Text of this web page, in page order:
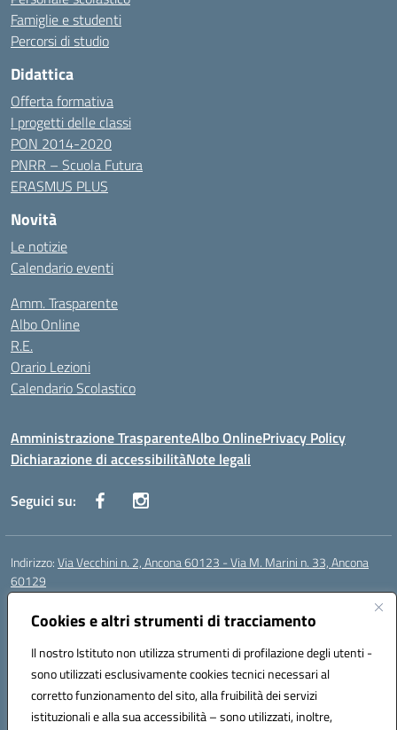
Cookies e altri strumenti di tracciamento
Il nostro Istituto non utilizza strumenti di profilazione degli utenti -
sono utilizzati esclusivamente cookies tecnici necessari al
corretto funzionamento del sito, alla fruibilità dei servizi
istituzionali e alla sua accessibilità – sono utilizzati, inoltre,
Famiglie e studenti
Percorsi di studio
Didattica
Offerta formativa
I progetti delle classi
PON 2014-2020
PNRR – Scuola Futura
ERASMUS PLUS
Novità
Le notizie
Calendario eventi
Amm. Trasparente
Albo Online
R.E.
Orario Lezioni
Calendario Scolastico
Amministrazione TrasparenteAlbo OnlinePrivacy Policy
Dichiarazione di accessibilitàNote legali
Seguici su:
Indirizzo:Via Vecchini n. 2, Ancona 60123 - Via M. Marini n. 33, Ancona
60129
Centralino:
Posta elettronica certificata (PEC):anis01200g@pec.istruzione.it
Codice fiscale: 93122280428
Codice meccanografico:ANIS01200G
Codice Indice delle Pubbliche Amministrazioni (IPA): istsc_ANIS01200G
Codice unico di fatturazione (CUF): UF434M